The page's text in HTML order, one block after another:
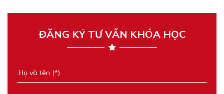
ĐĂNG KÝ TƯ VẤN KHÓA HỌC